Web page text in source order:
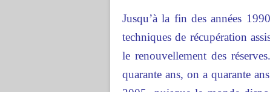
Jusqu’à la fin des années
techniques de récupération
le renouvellement des
quarante ans, on a quarante